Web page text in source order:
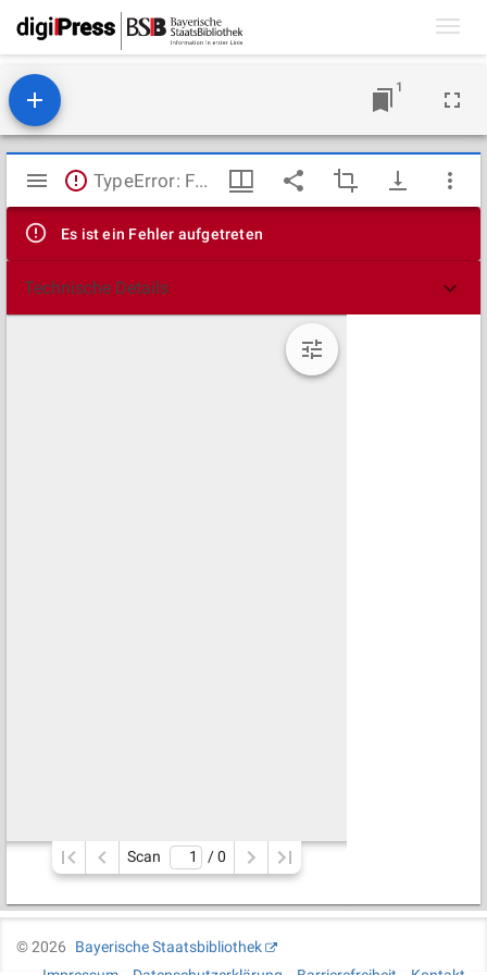
1
Mirador
Viewer
TypeError: Failed to fetch
Es ist ein Fehler aufgetreten
Technische Details
Scan / 0
©2026
Bayerische Staatsbibliothek